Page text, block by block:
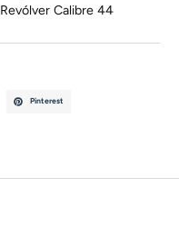
Revólver Calibre 44
Pinterest